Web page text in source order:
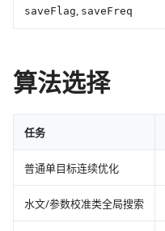
saveFlag, saveFreq
算法选择
任务
普通单目标连续优化
水文/参数校准类全局搜索